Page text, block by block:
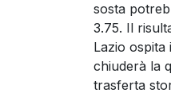
sosta
3.75. Il
Lazio
chiuderà la
trasferta